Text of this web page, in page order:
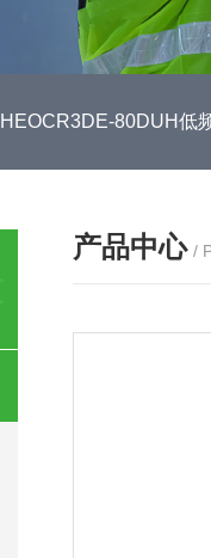
80DUH低
产品中心 /